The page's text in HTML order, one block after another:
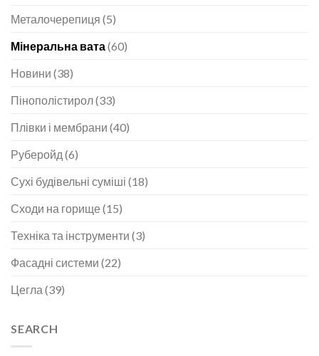
Металочерепиця (5)
Мінеральна вата(60)
Новини (38)
Пінополістирол(33)
Плівки і мембрани (40)
Руберойд (6)
Сухі будівельні суміші (18)
Сходи на горище (15)
Техніка та інструменти (3)
Фасадні системи (22)
Цегла (39)
SEARCH